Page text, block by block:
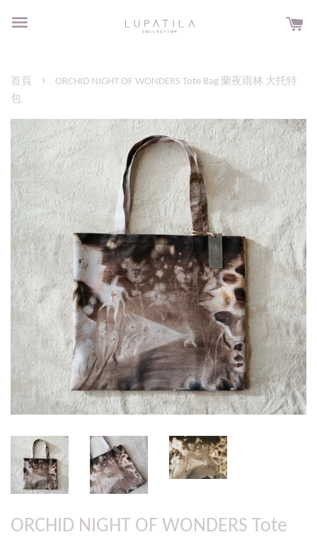
首頁 ›
ORCHID NIGHT OF WONDERS Tote Bag 蘭夜雨林 大托特
包
ORCHID NIGHT OF WONDERS Tote